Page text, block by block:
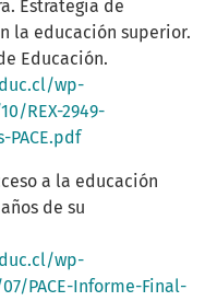
Estrategia de
la educación superior.
Educación.
wp-
REX-2949-
a la educación
de su
wp-
PACE-Informe-Final-